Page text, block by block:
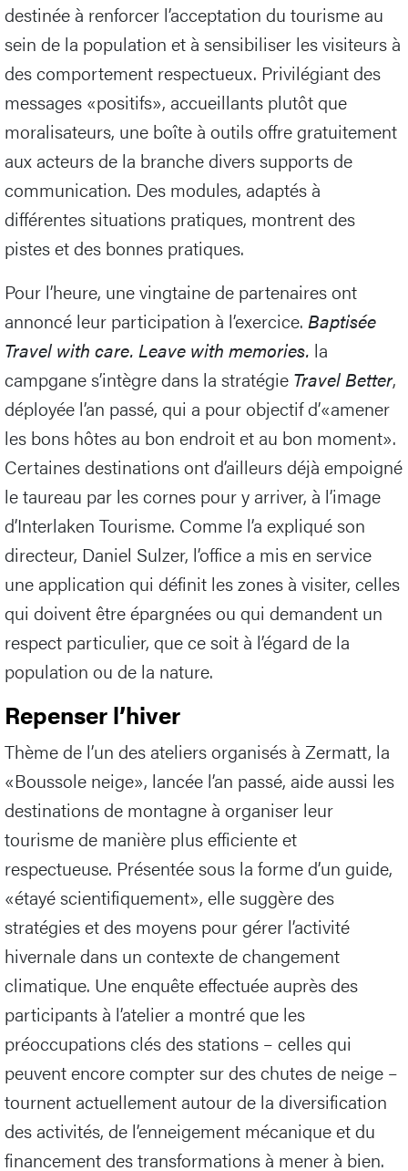
destinée à renforcer l’acceptation du tourisme au
sein de la population et à sensibiliser les visiteurs à
des comportement respectueux. Privilégiant des
messages «positifs», accueillants plutôt que
moralisateurs, une boîte à outils offre gratuitement
aux acteurs de la branche divers supports de
communication. Des modules, adaptés à
différentes situations pratiques, montrent des
pistes et des bonnes pratiques.
Pour l’heure, une vingtaine de partenaires ont
annoncé leur participation à l’exercice. Baptisée
Travel with care. Leave with memories. la
campgane s’intègre dans la stratégie Travel Better,
déployée l’an passé, qui a pour objectif d’«amener
les bons hôtes au bon endroit et au bon moment».
Certaines destinations ont d’ailleurs déjà empoigné
le taureau par les cornes pour y arriver, à l’image
d’Interlaken Tourisme. Comme l’a expliqué son
directeur, Daniel Sulzer, l’office a mis en service
une application qui définit les zones à visiter, celles
qui doivent être épargnées ou qui demandent un
respect particulier, que ce soit à l’égard de la
population ou de la nature.
Repenser l’hiver
Thème de l’un des ateliers organisés à Zermatt, la
«Boussole neige», lancée l’an passé, aide aussi les
destinations de montagne à organiser leur
tourisme de manière plus efficiente et
respectueuse. Présentée sous la forme d’un guide,
«étayé scientifiquement», elle suggère des
stratégies et des moyens pour gérer l’activité
hivernale dans un contexte de changement
climatique. Une enquête effectuée auprès des
participants à l’atelier a montré que les
préoccupations clés des stations – celles qui
peuvent encore compter sur des chutes de neige –
tournent actuellement autour de la diversification
des activités, de l’enneigement mécanique et du
financement des transformations à mener à bien.